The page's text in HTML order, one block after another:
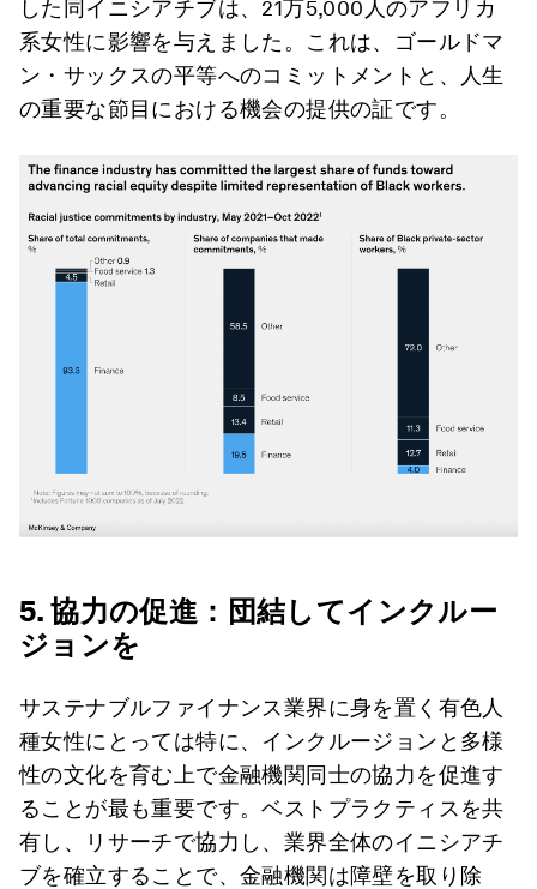
した同イニシアチブは、21万5,000人のアフリカ
系女性に影響を与えました。これは、ゴールドマ
ン・サックスの平等へのコミットメントと、人生
の重要な節目における機会の提供の証です。
5. 協力の促進：団結してインクルー
ジョンを
サステナブルファイナンス業界に身を置く有色人
種女性にとっては特に、インクルージョンと多様
性の文化を育む上で金融機関同士の協力を促進す
ることが最も重要です。ベストプラクティスを共
有し、リサーチで協力し、業界全体のイニシアチ
ブを確立することで、金融機関は障壁を取り除